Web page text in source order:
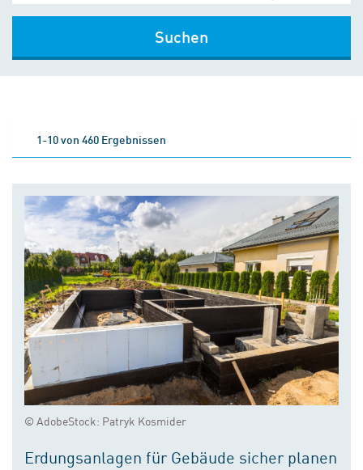
Suchen
1-10 von 460 Ergebnissen
© AdobeStock: Patryk Kosmider
Erdungsanlagen für Gebäude sicher planen